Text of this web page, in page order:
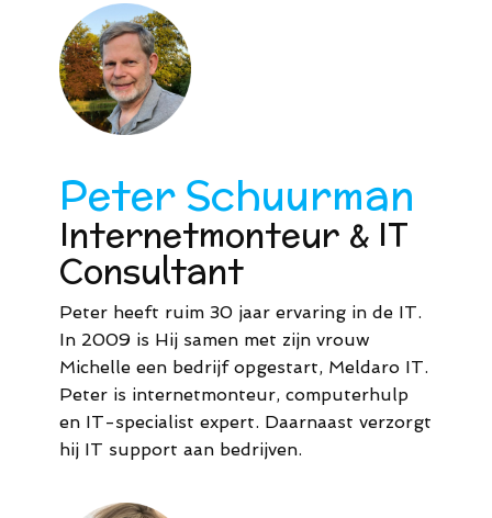
Peter Schuurman
Internetmonteur & IT
Consultant
Peter heeft ruim 30 jaar ervaring in de IT.
In 2009 is Hij samen met zijn vrouw
Michelle een bedrijf opgestart, Meldaro IT.
Peter is internetmonteur, computerhulp
en IT-specialist expert. Daarnaast verzorgt
hij IT support aan bedrijven.